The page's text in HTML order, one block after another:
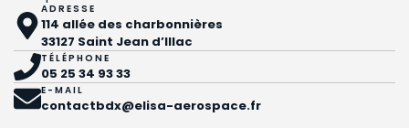
ADRESSE
114 allée des charbonnières
33127 Saint Jean d’Illac
TÉLÉPHONE
05 25 34 93 33
E-MAIL
contactbdx@elisa-aerospace.fr